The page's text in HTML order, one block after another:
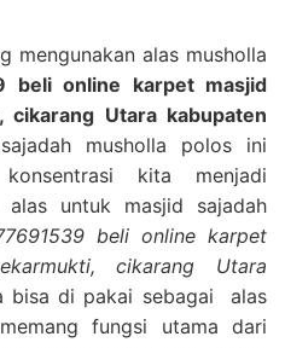
mengunakan alas musholla
beli online karpet masjid
Utara kabupaten
musholla polos ini
kita menjadi
untuk masjid sajadah
beli online karpet
cikarang Utara
bisa di pakai sebagai alas
fungsi utama dari